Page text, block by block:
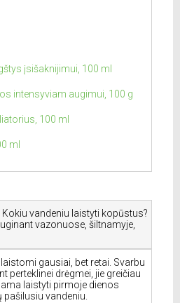
įsišaknijimui, 100 ml
intensyviam augimui, 100 g
100 ml
ml
vandeniu laistyti kopūstus?
vazonuose, šiltnamyje,
gausiai, bet retai. Svarbu
perteklinei drėgmei, jie greičiau
laistyti pirmoje dienos
pašilusiu vandeniu.